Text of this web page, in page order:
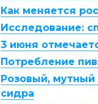
Как меняется
Исследование:
3 июня
Потребление
Розовый,
сидра